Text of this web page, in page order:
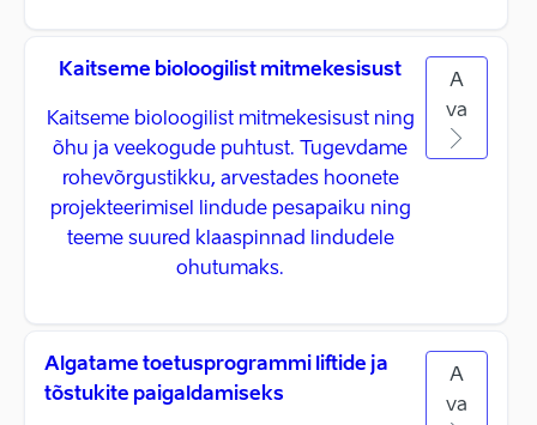
Kaitseme bioloogilist mitmekesisust
Kaitseme bioloogilist mitmekesisust ning
õhu ja veekogude puhtust. Tugevdame
rohevõrgustikku, arvestades hoonete
projekteerimisel lindude pesapaiku ning
teeme suured klaaspinnad lindudele
ohutumaks.
A
va
Algatame toetusprogrammi liftide ja
tõstukite paigaldamiseks
A
va